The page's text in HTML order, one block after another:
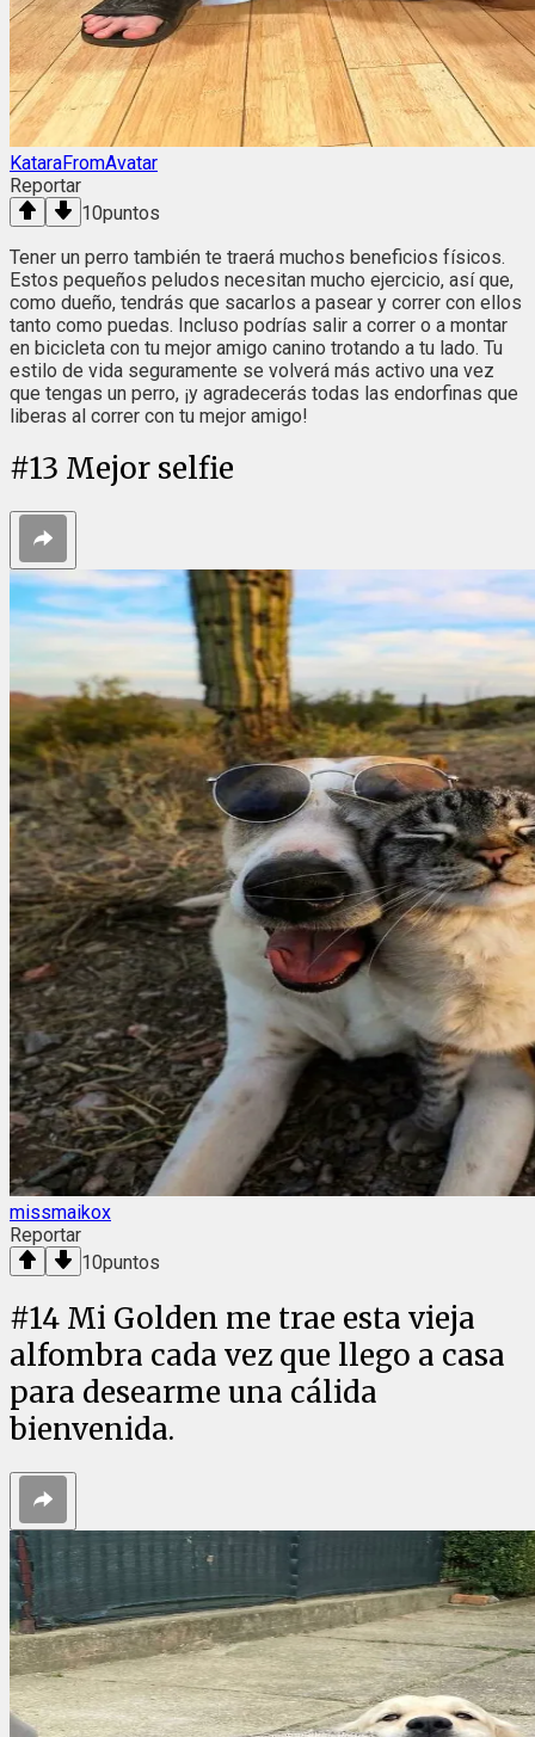
KataraFromAvatar
Reportar
10puntos
Tener un perro también te traerá muchos beneficios físicos.
Estos pequeños peludos necesitan mucho ejercicio, así que,
como dueño, tendrás que sacarlos a pasear y correr con ellos
tanto como puedas. Incluso podrías salir a correr o a montar
en bicicleta con tu mejor amigo canino trotando a tu lado. Tu
estilo de vida seguramente se volverá más activo una vez
que tengas un perro, ¡y agradecerás todas las endorfinas que
liberas al correr con tu mejor amigo!
#13 Mejor selfie
missmaikox
Reportar
10puntos
#14 Mi Golden me trae esta vieja
alfombra cada vez que llego a casa
para desearme una cálida
bienvenida.